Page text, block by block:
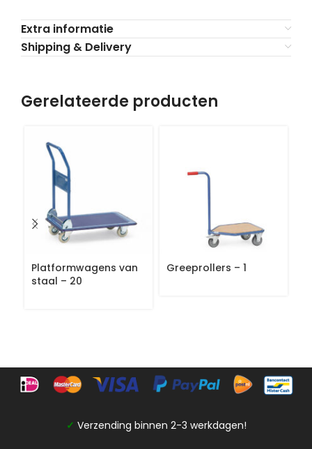
Extra informatie
Shipping & Delivery
Gerelateerde producten
Platformwagens van
staal – 20
Greeprollers – 1
✓ Verzending binnen 2-3 werkdagen!